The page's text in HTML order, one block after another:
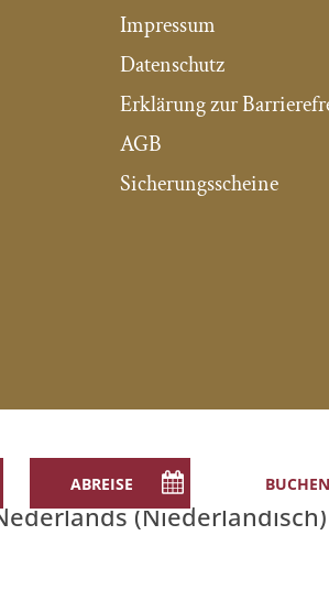
Impressum
Datenschutz
Erklärung zur
AGB
Sicherungsscheine
(Niederländisch)